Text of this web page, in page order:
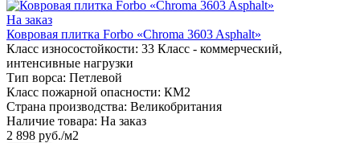
На заказ
Ковровая плитка Forbo «Chroma 3603 Asphalt»
Класс износостойкости: 33 Класс - коммерческий,
интенсивные нагрузки
Тип ворса: Петлевой
Класс пожарной опасности: КМ2
Страна производства: Великобритания
Наличие товара: На заказ
2 898 руб./м2